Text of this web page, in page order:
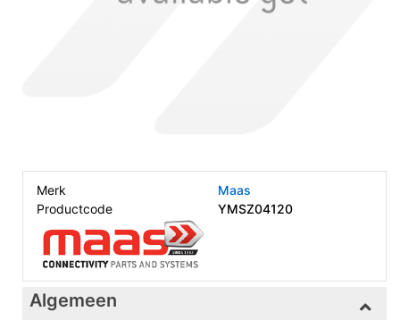
Merk
Maas
Productcode
YMSZ04120
Algemeen